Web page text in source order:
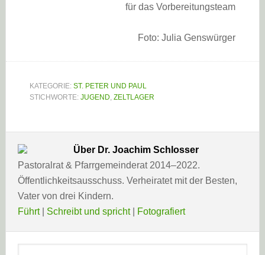
für das Vorbereitungsteam
Foto: Julia Genswürger
KATEGORIE: ST. PETER UND PAUL
STICHWORTE: JUGEND, ZELTLAGER
Über Dr. Joachim Schlosser
Pastoralrat & Pfarrgemeinderat 2014–2022.
Öffentlichkeitsausschuss. Verheiratet mit der Besten,
Vater von drei Kindern.
Führt| Schreibt und spricht| Fotografiert
Haupt-